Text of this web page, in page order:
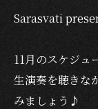
Sarasvati
11月のスケジュ
生演奏を聴きな
みましょう♪